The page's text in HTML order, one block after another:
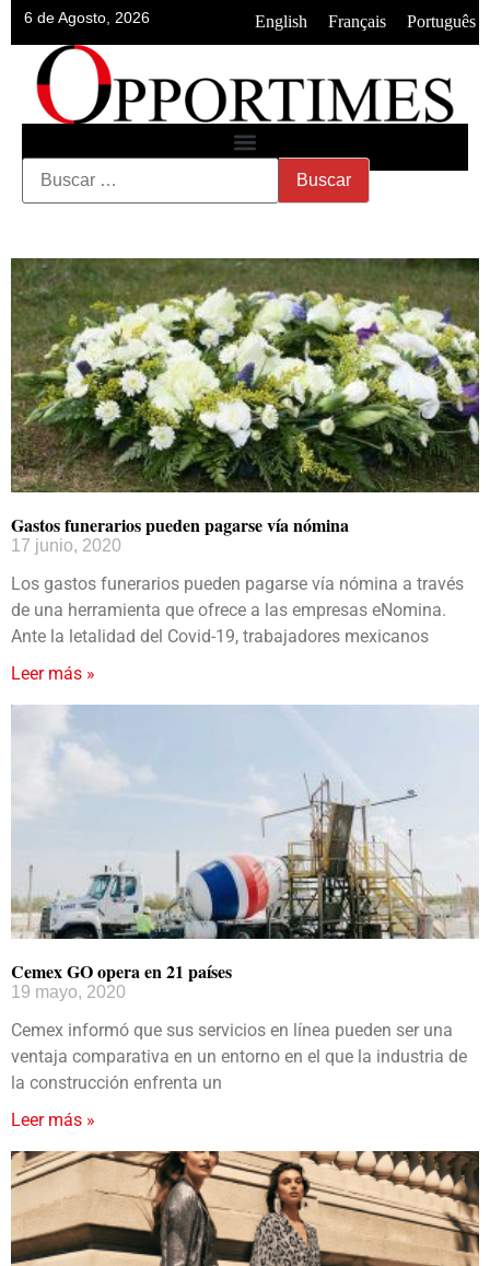
6 de Agosto, 2026 English Français Português
Gastos funerarios pueden pagarse vía nómina
17 junio, 2020
Los gastos funerarios pueden pagarse vía nómina a través
de una herramienta que ofrece a las empresas eNomina.
Ante la letalidad del Covid-19, trabajadores mexicanos
Leer más »
Cemex GO opera en 21 países
19 mayo, 2020
Cemex informó que sus servicios en línea pueden ser una
ventaja comparativa en un entorno en el que la industria de
la construcción enfrenta un
Leer más »